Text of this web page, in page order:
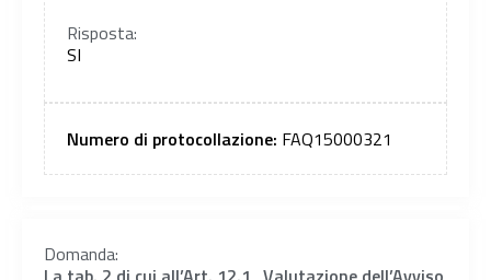
Risposta:
SI
Numero di protocollazione: FAQ15000321
Domanda: